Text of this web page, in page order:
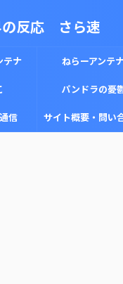
の反応 さら速
テナ ねらーアンテ
パンドラの憂
信 サイト概要・問い